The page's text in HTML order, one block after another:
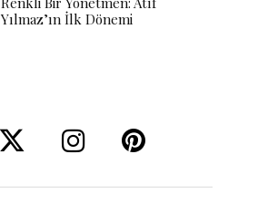
Yılmaz’ın İlk Dönemi